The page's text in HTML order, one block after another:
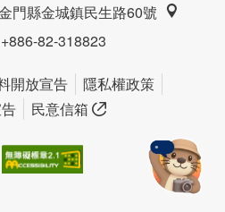
門縣金城鎮民生路60號
82-318823
開放宣告
隱私權政策
民意信箱